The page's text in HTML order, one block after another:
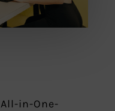
in-One-